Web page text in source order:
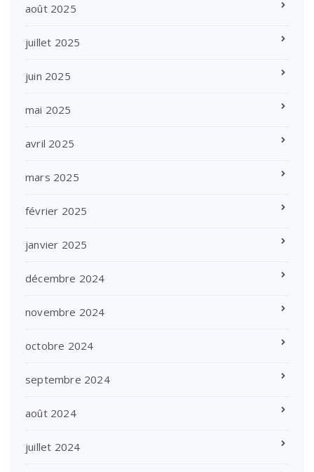
août 2025
juillet 2025
juin 2025
mai 2025
avril 2025
mars 2025
février 2025
janvier 2025
décembre 2024
novembre 2024
octobre 2024
septembre 2024
août 2024
juillet 2024